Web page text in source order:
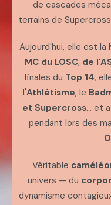
de cascades
terrains de
Aujourd'hui, elle est
MC du LOSC, de
finales du Top 14,
l'Athlétisme, le
et Supercross... et
pendant lors des
Véritable
univers — du
dynamisme